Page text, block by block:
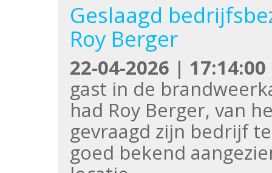
Geslaagd
Roy Berger
22-04-2026 | 17:14:00
gast in de
had Roy Berger, van
gevraagd zijn bedrijf
goed bekend